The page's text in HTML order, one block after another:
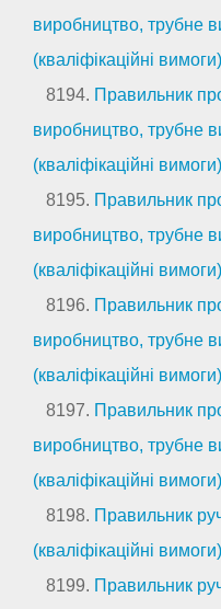
виробництво, трубне
(кваліфікаційні вимоги)
8194. Правильник
виробництво, трубне
(кваліфікаційні вимоги)
8195. Правильник
виробництво, трубне
(кваліфікаційні вимоги)
8196. Правильник
виробництво, трубне
(кваліфікаційні вимоги)
8197. Правильник
виробництво, трубне
(кваліфікаційні вимоги)
8198. Правильник
(кваліфікаційні вимоги)
8199. Правильник